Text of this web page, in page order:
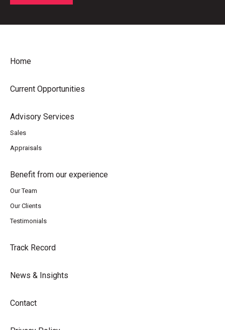
Home
Current Opportunities
Advisory Services
Sales
Appraisals
Benefit from our experience
Our Team
Our Clients
Testimonials
Track Record
News & Insights
Contact